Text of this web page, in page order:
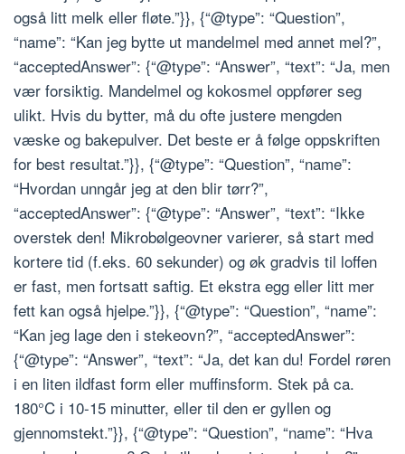
også litt melk eller fløte.”}}, {“@type”: “Question”,
“name”: “Kan jeg bytte ut mandelmel med annet mel?”,
“acceptedAnswer”: {“@type”: “Answer”, “text”: “Ja, men
vær forsiktig. Mandelmel og kokosmel oppfører seg
ulikt. Hvis du bytter, må du ofte justere mengden
væske og bakepulver. Det beste er å følge oppskriften
for best resultat.”}}, {“@type”: “Question”, “name”:
“Hvordan unngår jeg at den blir tørr?”,
“acceptedAnswer”: {“@type”: “Answer”, “text”: “Ikke
overstek den! Mikrobølgeovner varierer, så start med
kortere tid (f.eks. 60 sekunder) og øk gradvis til loffen
er fast, men fortsatt saftig. Et ekstra egg eller litt mer
fett kan også hjelpe.”}}, {“@type”: “Question”, “name”:
“Kan jeg lage den i stekeovn?”, “acceptedAnswer”:
{“@type”: “Answer”, “text”: “Ja, det kan du! Fordel røren
i en liten ildfast form eller muffinsform. Stek på ca.
180°C i 10-15 minutter, eller til den er gyllen og
gjennomstekt.”}}, {“@type”: “Question”, “name”: “Hva